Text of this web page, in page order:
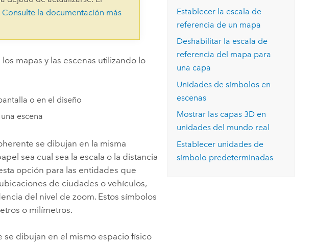
Explorar ArcGIS Pro
la gestión de infraestructuras Leer la historia
Consulte la documentación más
mapas y las escenas utilizando lo
o en el diseño
escena
se dibujan en la misma
sea cual sea la escala o la distancia
opción para las entidades que
de ciudades o vehículos,
del nivel de zoom. Estos símbolos
o milímetros.
dibujan en el mismo espacio físico
Establecer la escala de
referencia de un mapa
Deshabilitar la escala de
referencia del mapa para
una capa
Unidades de símbolos en
escenas
Mostrar las capas 3D en
unidades del mundo real
Establecer unidades de
símbolo predeterminadas